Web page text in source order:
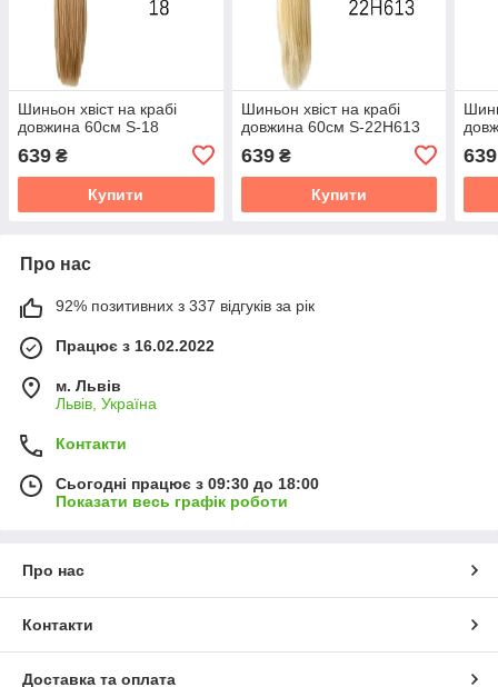
Шиньон хвіст на крабі
довжина 60см S-18
639 ₴
Купити
Шиньон хвіст на крабі
довжина 60см S-22H613
639₴
Купити
639
Про нас
92% позитивних з 337 відгуків за рік
Працює з 16.02.2022
м. Львів
Львів, Україна
Контакти
Сьогодні працює з 09:30 до 18:00
Показати весь графік роботи
Про нас
Контакти
Доставка та оплата